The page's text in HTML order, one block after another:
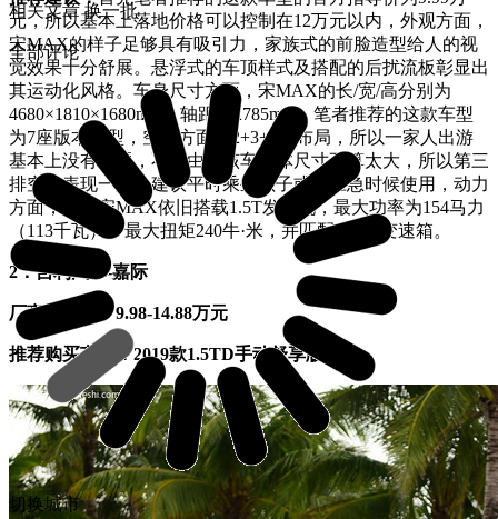
元，所以基本上落地价格可以控制在12万元以内，外观方面，
宋MAX的样子足够具有吸引力，家族式的前脸造型给人的视
觉效果十分舒展。悬浮式的车顶样式及搭配的后扰流板彰显出
其运动化风格。车身尺寸方面，宋MAX的长/宽/高分别为
4680×1810×1680mm，轴距为2785mm，笔者推荐的这款车型
为7座版本车型，空间方面为2+3+2的布局，所以一家人出游
基本上没有问题，不过由于该车整体尺寸不算太大，所以第三
排空间表现一般，建议平时乘坐孩子或者应急时候使用，动力
方面，这款宋MAX依旧搭载1.5T发动机，最大功率为154马力
（113千瓦），最大扭矩240牛·米，并匹配6DCT变速箱。
2．吉利汽车-嘉际
厂商指导价：9.98-14.88万元
推荐购买车型：2019款1.5TD手动舒享版
相关文章换一批
全部评论
切换城市